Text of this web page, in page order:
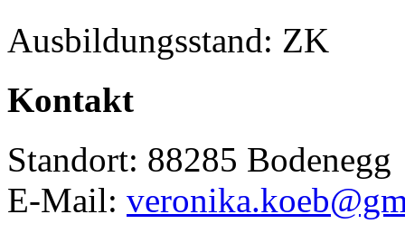
Ausbildungsstand: ZK
Kontakt
Standort: 88285 Bodenegg
E-Mail: